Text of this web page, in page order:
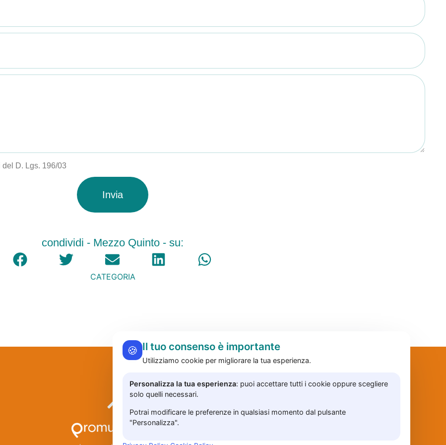
D. Lgs. 196/03
Invia
condividi - Mezzo Quinto - su:
CATEGORIA
🍪 Il tuo consenso è importante
Utilizziamo cookie per migliorare la tua esperienza.
Personalizza la tua esperienza: puoi accettare tutti i cookie oppure scegliere
solo quelli necessari.
Potrai modificare le preferenze in qualsiasi momento dal pulsante
"Personalizza".